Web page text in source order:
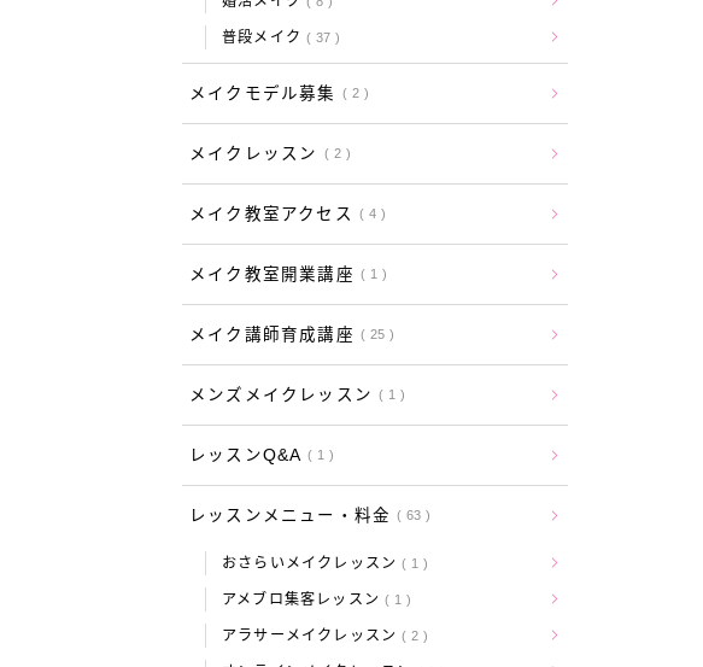
普段メイク 37
メイクモデル募集 2
メイクレッスン 2
メイク教室アクセス 4
メイク教室開業講座 1
メイク講師育成講座 25
メンズメイクレッスン 1
レッスンQ&A 1
レッスンメニュー・料金 63
おさらいメイクレッスン 1
アメブロ集客レッスン 1
アラサーメイクレッスン 2